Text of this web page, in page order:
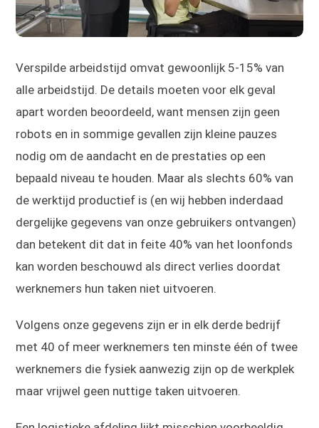
Verspilde arbeidstijd omvat gewoonlijk 5-15% van
alle arbeidstijd. De details moeten voor elk geval
apart worden beoordeeld, want mensen zijn geen
robots en in sommige gevallen zijn kleine pauzes
nodig om de aandacht en de prestaties op een
bepaald niveau te houden. Maar als slechts 60% van
de werktijd productief is (en wij hebben inderdaad
dergelijke gegevens van onze gebruikers ontvangen)
dan betekent dit dat in feite 40% van het loonfonds
kan worden beschouwd als direct verlies doordat
werknemers hun taken niet uitvoeren.
Volgens onze gegevens zijn er in elk derde bedrijf
met 40 of meer werknemers ten minste één of twee
werknemers die fysiek aanwezig zijn op de werkplek
maar vrijwel geen nuttige taken uitvoeren.